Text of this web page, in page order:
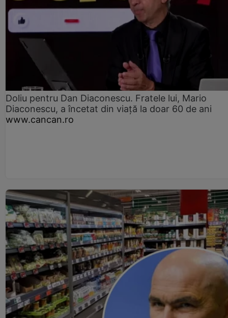
Doliu pentru Dan Diaconescu. Fratele lui, Mario
Diaconescu, a încetat din viață la doar 60 de ani
www.cancan.ro